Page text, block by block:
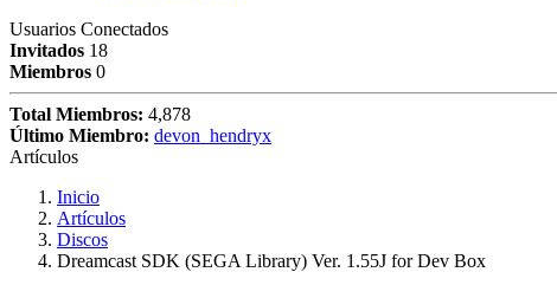
Usuarios Conectados
Invitados 18
Miembros 0
Total Miembros: 4,878
Último Miembro: devon_hendryx
Artículos
Inicio
Artículos
Discos
Dreamcast SDK (SEGA Library) Ver. 1.55J for Dev Box